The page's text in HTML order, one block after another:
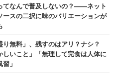
てなんで普及しないの？――ネット
ースの二択に味のバリエーションが
り無料」、残すのはアリ？ナシ？
しいこと」「無理して完食は人体に
」